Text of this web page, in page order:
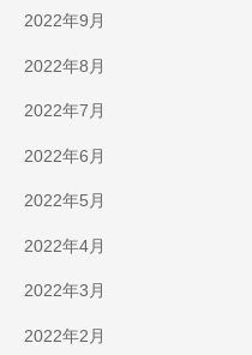
2022年9月
2022年8月
2022年7月
2022年6月
2022年5月
2022年4月
2022年3月
2022年2月